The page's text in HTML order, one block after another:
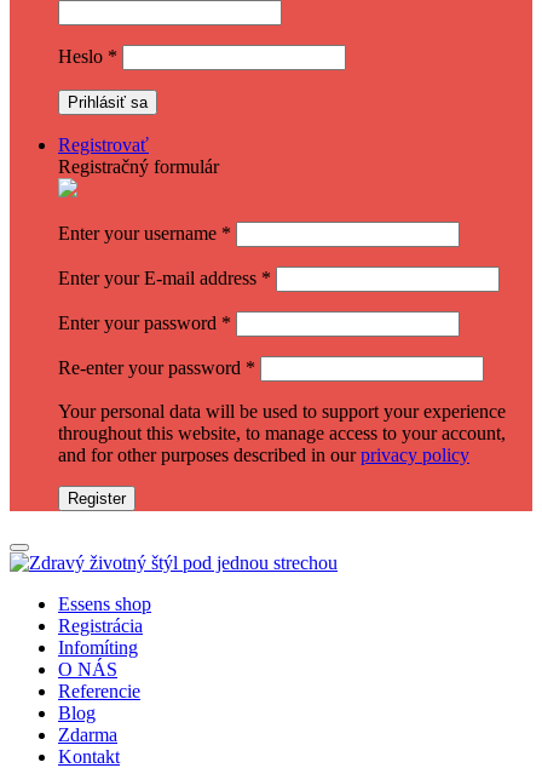
Heslo *
Registrovať
Registračný formulár
Enter your username *
Enter your E-mail address *
Enter your password *
Re-enter your password *
Your personal data will be used to support your experience
throughout this website, to manage access to your account,
and for other purposes described in ourprivacy policy
Register
Essens shop
Registrácia
Infomíting
O NÁS
Referencie
Blog
Zdarma
Kontakt